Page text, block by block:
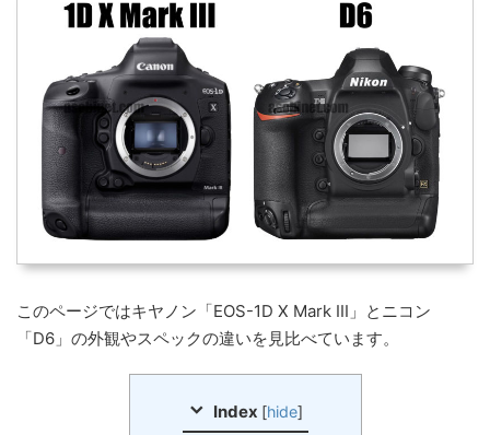
このページではキヤノン「EOS-1D X Mark III」とニコン
「D6」の外観やスペックの違いを見比べています。
Index [hide]